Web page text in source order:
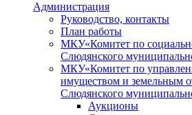
Администрация
Руководство, контакты
План работы
МКУ«Комитет по
Слюдянского
МКУ«Комитет по
имуществом и земельным
Слюдянского
Аукционы